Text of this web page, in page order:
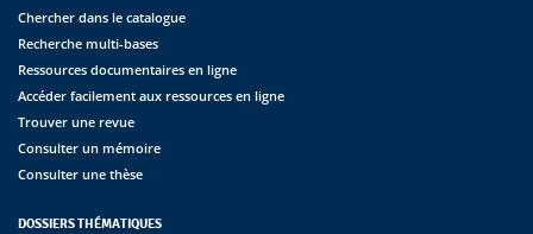
Chercher dans le catalogue
Recherche multi-bases
Ressources documentaires en ligne
Accéder facilement aux ressources en ligne
Trouver une revue
Consulter un mémoire
Consulter une thèse
DOSSIERS THÉMATIQUES